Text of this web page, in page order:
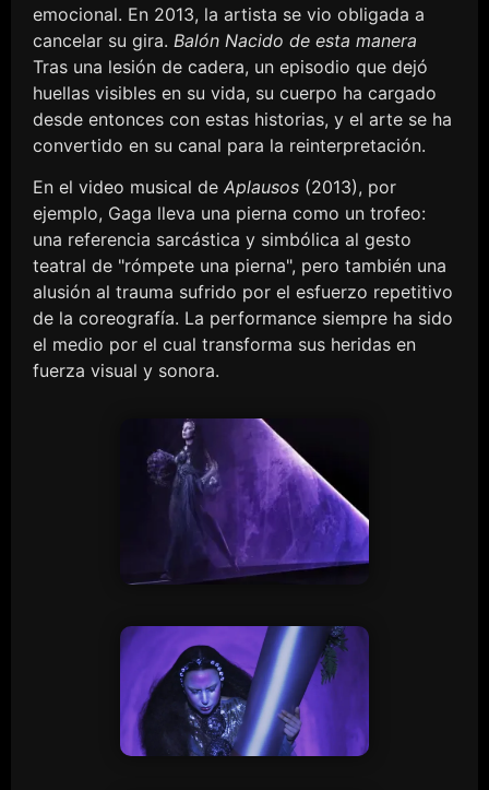
emocional. En 2013, la artista se vio obligada a
cancelar su gira. Balón Nacido de esta manera
Tras una lesión de cadera, un episodio que dejó
huellas visibles en su vida, su cuerpo ha cargado
desde entonces con estas historias, y el arte se ha
convertido en su canal para la reinterpretación.
En el video musical de Aplausos (2013), por
ejemplo, Gaga lleva una pierna como un trofeo:
una referencia sarcástica y simbólica al gesto
teatral de "rómpete una pierna", pero también una
alusión al trauma sufrido por el esfuerzo repetitivo
de la coreografía. La performance siempre ha sido
el medio por el cual transforma sus heridas en
fuerza visual y sonora.